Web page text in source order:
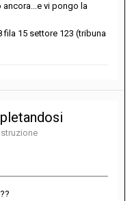
vi pongo la
15 settore 123 (tribuna